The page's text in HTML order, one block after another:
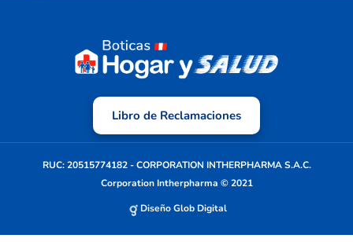
Libro de Reclamaciones
RUC: 20515774182 - CORPORATION INTHERPHARMA S.A.C.
Corporation Intherpharma © 2021
Diseño Glob Digital